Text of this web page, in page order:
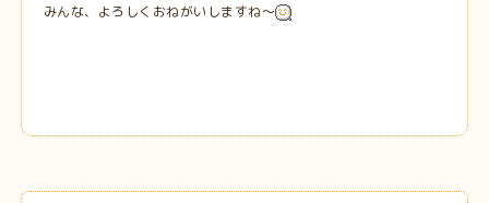
みんな、よろしくおねがいしますね～